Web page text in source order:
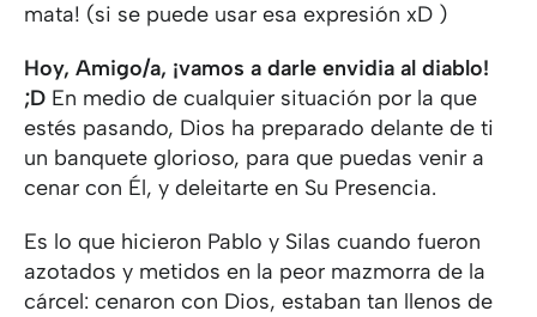
mata! (si se puede usar esa expresión xD )
Hoy, Amigo/a, ¡vamos a darle envidia al diablo!
;D En medio de cualquier situación por la que
estés pasando, Dios ha preparado delante de ti
un banquete glorioso, para que puedas venir a
cenar con Él, y deleitarte en Su Presencia.
Es lo que hicieron Pablo y Silas cuando fueron
azotados y metidos en la peor mazmorra de la
cárcel: cenaron con Dios, estaban tan llenos de